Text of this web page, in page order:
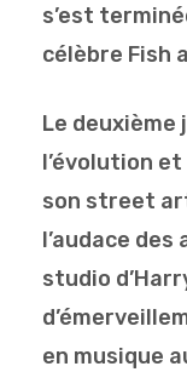
s’est
célèbre Fish
Le deuxième
l’évolution et
son street
l’audace
studio
en musique